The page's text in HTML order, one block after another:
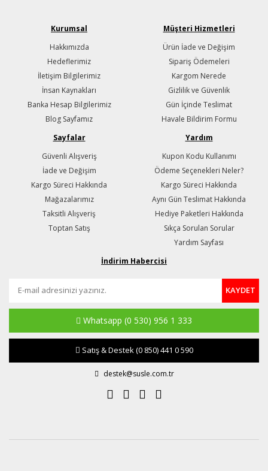
Kurumsal
Hakkımızda
Hedeflerimiz
İletişim Bilgilerimiz
İnsan Kaynakları
Banka Hesap Bilgilerimiz
Blog Sayfamız
Müşteri Hizmetleri
Ürün İade ve Değişim
Sipariş Ödemeleri
Kargom Nerede
Gizlilik ve Güvenlik
Gün İçinde Teslimat
Havale Bildirim Formu
Sayfalar
Güvenli Alışveriş
İade ve Değişim
Kargo Süreci Hakkında
Mağazalarımız
Taksitli Alışveriş
Toptan Satış
Yardım
Kupon Kodu Kullanımı
Ödeme Seçenekleri Neler?
Kargo Süreci Hakkında
Aynı Gün Teslimat Hakkında
Hediye Paketleri Hakkında
Sıkça Sorulan Sorular
Yardım Sayfası
İndirim Habercisi
KAYDET
Whatsapp (0 530) 956 1 333
Satış & Destek(0 850) 441 0 590
destek@susle.com.tr